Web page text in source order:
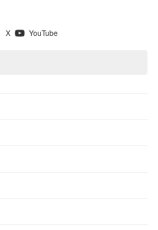
X YouTube